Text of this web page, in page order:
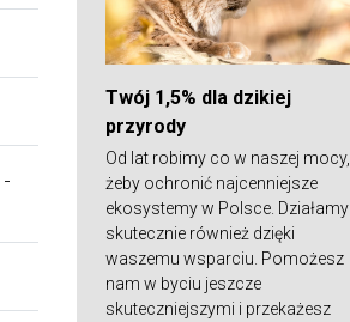
-
Twój 1,5% dla dzikiej
przyrody
Od lat robimy co w naszej mocy,
żeby ochronić najcenniejsze
ekosystemy w Polsce. Działamy
skutecznie również dzięki
waszemu wsparciu. Pomożesz
nam w byciu jeszcze
skuteczniejszymi i przekażesz